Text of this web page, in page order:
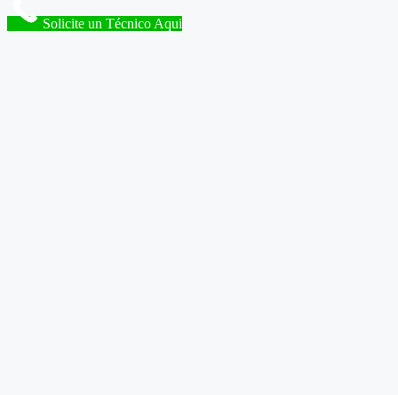
Solicite un Técnico Aqui